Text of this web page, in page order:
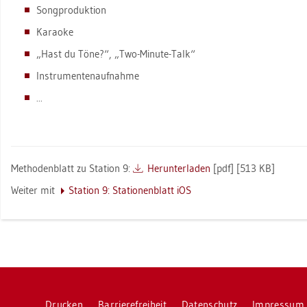
Song­pro­duk­ti­on
Ka­rao­ke
„Hast du Töne?“, „Two-Mi­nu­te-Talk“
In­stru­men­ten­auf­nah­me
...
Me­tho­den­blatt zu Sta­ti­on 9: Her­un­ter­la­den [pdf] [513 KB]
Wei­ter mit
Sta­ti­on 9: Sta­tio­nen­blatt iOS
Dru­cken Bar­rie­re­frei­heit Da­ten­schutz Im­pres­sum